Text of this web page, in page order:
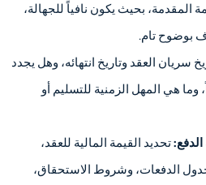
المقدمة، بحيث يكون نافياً للجهالة،
بوضوح تام.
سريان العقد وتاريخ انتهائه، وهل يجدد
وما هي المهل الزمنية للتسليم أو
تحديد القيمة المالية للعقد،
الدفعات، وشروط الاستحقاق،